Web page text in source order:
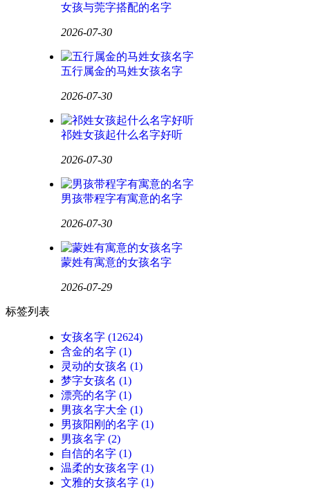
女孩与莞字搭配的名字
2026-07-30
五行属金的马姓女孩名字
2026-07-30
祁姓女孩起什么名字好听
2026-07-30
男孩带程字有寓意的名字
2026-07-30
蒙姓有寓意的女孩名字
2026-07-29
标签列表
女孩名字 (12624)
含金的名字 (1)
灵动的女孩名 (1)
梦字女孩名 (1)
漂亮的名字 (1)
男孩名字大全 (1)
男孩阳刚的名字 (1)
男孩名字 (2)
自信的名字 (1)
温柔的女孩名字 (1)
文雅的女孩名字 (1)